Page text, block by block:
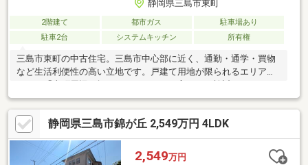
静岡県三島市東町
2階建て 都市ガス
駐車場あり
駐車2台
システムキッチン 所有権
三島市東町の中古住宅。三島市中心部に近く、通勤・通学・買物
など生活利便性の高い立地です。戸建て用地が限られるエリアの
い住まい。立地や価格のバランスを重視したい方は、ぜひ一度詳
細をご確認ください。本日内覧可能です。お気軽にお問合せくだ
さい。※心理的瑕疵あり。詳しくはお問合せください。【下記
「ネットで見学予約できる日程」より、見学予約OK】■平日、祝
日問わず、お客様の都合でご予約可能♪
静岡県三島市錦が丘 2,549万円 4LDK
2,549万円